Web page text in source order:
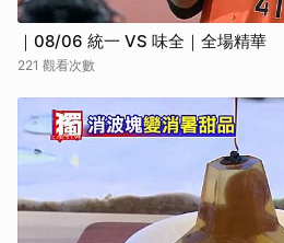
｜08/06 統一 VS 味全｜全場精華
221 觀看次數